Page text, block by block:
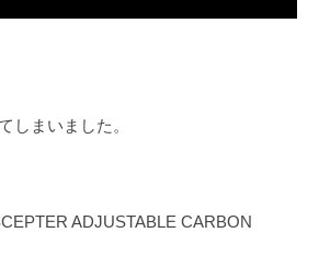
しまいました。
ADJUSTABLE CARBON